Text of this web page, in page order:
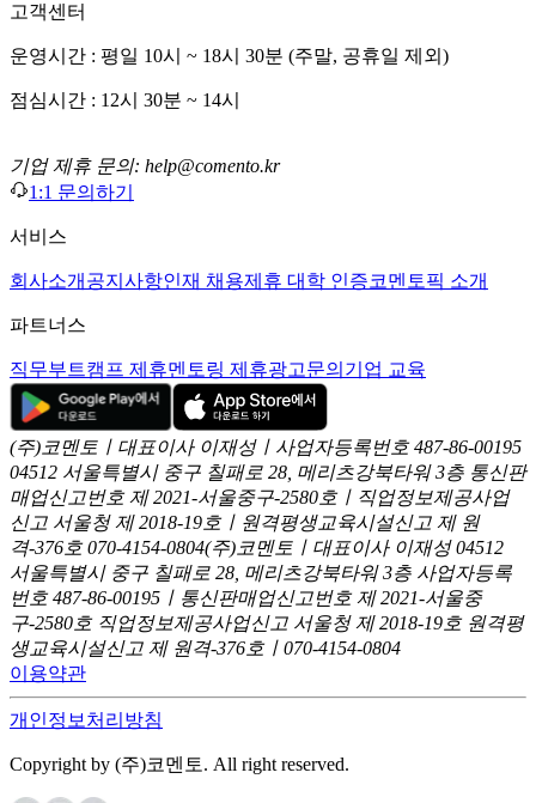
고객센터
운영시간 : 평일 10시 ~ 18시 30분 (주말, 공휴일 제외)
점심시간 : 12시 30분 ~ 14시
기업 제휴 문의: help@comento.kr
1:1 문의하기
서비스
회사소개 공지사항인재 채용제휴 대학 인증코멘토픽 소개
파트너스
직무부트캠프 제휴멘토링 제휴광고문의 기업 교육
(주)코멘토ㅣ대표이사 이재성ㅣ사업자등록번호 487-86-00195
04512 서울특별시 중구 칠패로 28, 메리츠강북타워 3층 통신판
매업신고번호 제 2021-서울중구-2580호ㅣ직업정보제공사업
신고 서울청 제 2018-19호ㅣ원격평생교육시설신고 제 원
격-376호 070-4154-0804(주)코멘토ㅣ대표이사 이재성 04512
서울특별시 중구 칠패로 28, 메리츠강북타워 3층 사업자등록
번호 487-86-00195ㅣ통신판매업신고번호 제 2021-서울중
구-2580호 직업정보제공사업신고 서울청 제 2018-19호 원격평
생교육시설신고 제 원격-376호ㅣ070-4154-0804
이용약관
개인정보처리방침
Copyright by (주)코멘토. All right reserved.